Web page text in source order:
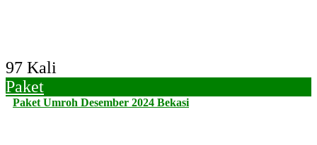
97 Kali
Paket
Paket Umroh Desember 2024 Bekasi